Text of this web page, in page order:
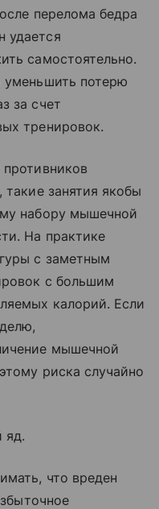
перелома бедра
удается
самостоятельно.
уменьшить потерю
за счет
тренировок.
такие занятия якобы
набору мышечной
На практике
с заметным
с большим
калорий. Если
мышечной
риска случайно
яд.
что вреден